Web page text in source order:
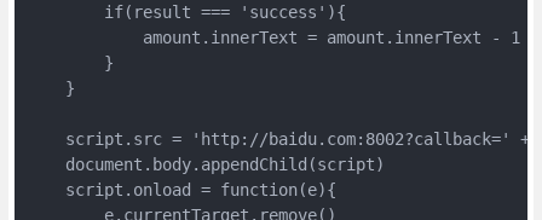
        if(result === 'success'){
            amount.innerText = amount.innerText - 1
        }
    }
script.src = 'http://baidu.com:8002?callback=' +
    document.body.appendChild(script)
    script.onload = function(e){
        e.currentTarget.remove()